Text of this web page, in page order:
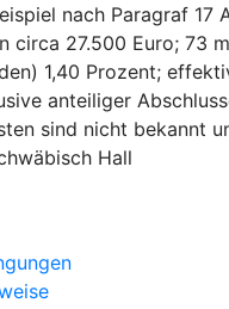
nach Paragraf
circa 27.500 Euro; 73
1,40 Prozent;
anteiliger
sind nicht bekannt
Hall